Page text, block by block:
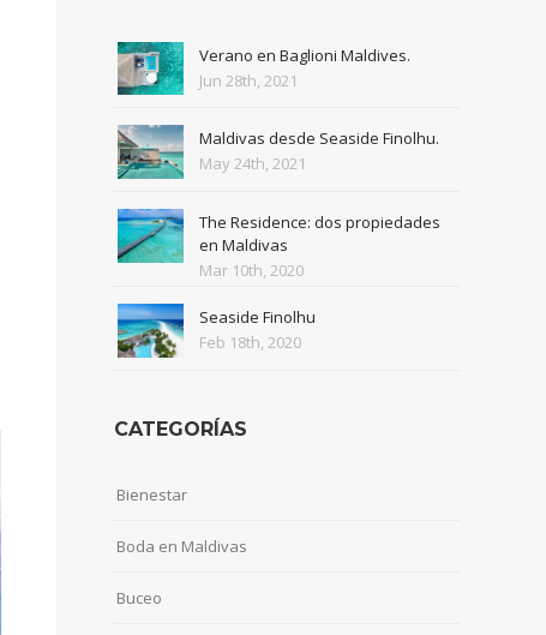
Verano en Baglioni Maldives.
Jun 28th, 2021
Maldivas desde Seaside Finolhu.
May 24th, 2021
The Residence: dos propiedades
en Maldivas
Mar 10th, 2020
Seaside Finolhu
Feb 18th, 2020
CATEGORÍAS
Bienestar
Boda en Maldivas
Buceo